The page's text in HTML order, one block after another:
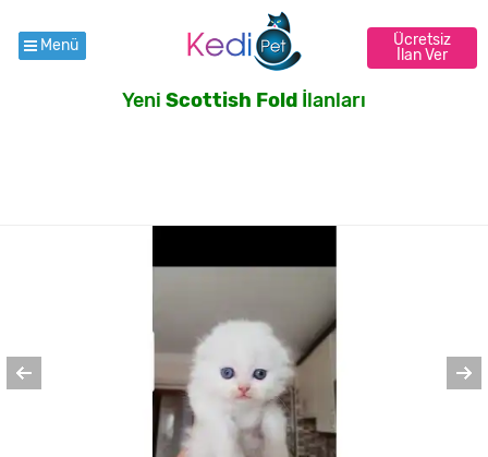
Menü
Ücretsiz
İlan Ver
Yeni Scottish Fold İlanları